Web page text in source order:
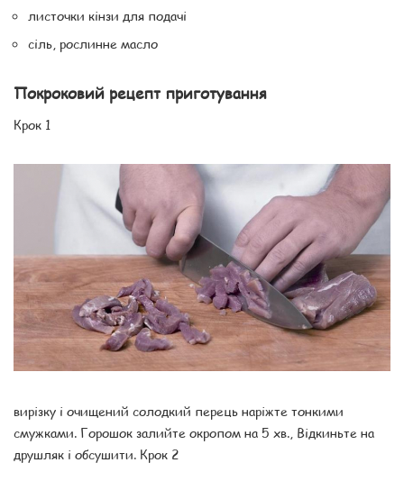
листочки кінзи для подачі
сіль, рослинне масло
Покроковий рецепт приготування
Крок 1
вирізку і очищений солодкий перець наріжте тонкими
смужками. Горошок залийте окропом на 5 хв., Відкиньте на
друшляк і обсушити. Крок 2